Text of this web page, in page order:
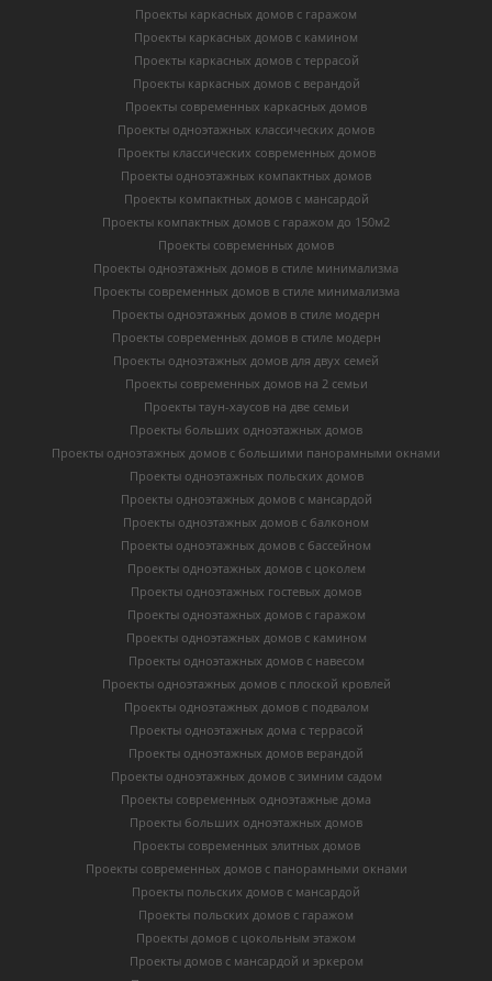
Проекты каркасных домов с гаражом
Проекты каркасных домов с камином
Проекты каркасных домов с террасой
Проекты каркасных домов с верандой
Проекты современных каркасных домов
Проекты одноэтажных классических домов
Проекты классических современных домов
Проекты одноэтажных компактных домов
Проекты компактных домов с мансардой
Проекты компактных домов с гаражом до 150м2
Проекты современных домов
Проекты одноэтажных домов в стиле минимализма
Проекты современных домов в стиле минимализма
Проекты одноэтажных домов в стиле модерн
Проекты современных домов в стиле модерн
Проекты одноэтажных домов для двух семей
Проекты современных домов на 2 семьи
Проекты таун-хаусов на две семьи
Проекты больших одноэтажных домов
Проекты одноэтажных домов с большими панорамными окнами
Проекты одноэтажных польских домов
Проекты одноэтажных домов с мансардой
Проекты одноэтажных домов с балконом
Проекты одноэтажных домов с бассейном
Проекты одноэтажных домов с цоколем
Проекты одноэтажных гостевых домов
Проекты одноэтажных домов с гаражом
Проекты одноэтажных домов с камином
Проекты одноэтажных домов с навесом
Проекты одноэтажных домов с плоской кровлей
Проекты одноэтажных домов с подвалом
Проекты одноэтажных дома с террасой
Проекты одноэтажных домов верандой
Проекты одноэтажных домов с зимним садом
Проекты современных одноэтажные дома
Проекты больших одноэтажных домов
Проекты современных элитных домов
Проекты современных домов с панорамными окнами
Проекты польских домов с мансардой
Проекты польских домов с гаражом
Проекты домов с цокольным этажом
Проекты домов с мансардой и эркером